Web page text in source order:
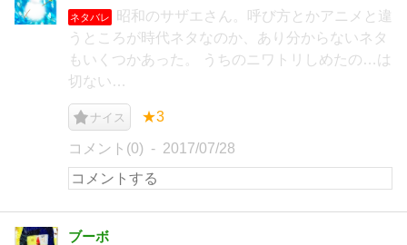
ネタバレ
昭和のサザエさん。呼び方とかアニメと違
うところが時代ネタなのか、あり分からないネタ
もいくつかあった。 うちのニワトリしめたの…は
切ない…
ナイス ★3
コメント(0) 2017/07/28
ブーボ